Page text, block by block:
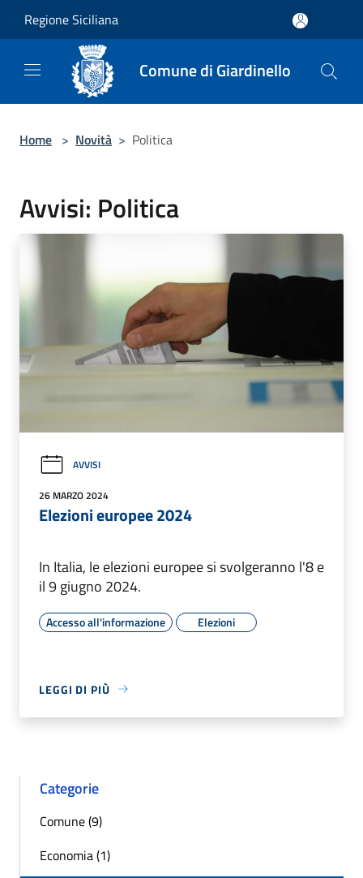
Regione Siciliana
Comune di Giardinello
Home > Novità > Politica
Avvisi: Politica
AVVISI
26 MARZO 2024
Elezioni europee 2024
In Italia, le elezioni europee si svolgeranno l'8 e
il 9 giugno 2024.
Accesso all'informazione Elezioni
LEGGI DI PIÙ
Categorie
Comune (9)
Economia (1)